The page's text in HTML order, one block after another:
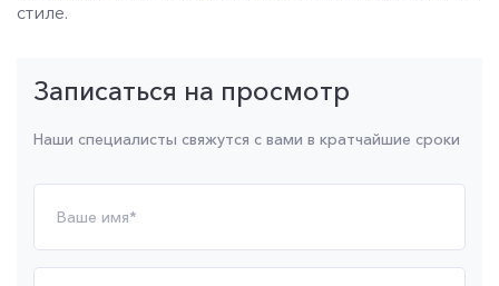
стиле.
Записаться на просмотр
Наши специалисты свяжутся с вами в кратчайшие сроки